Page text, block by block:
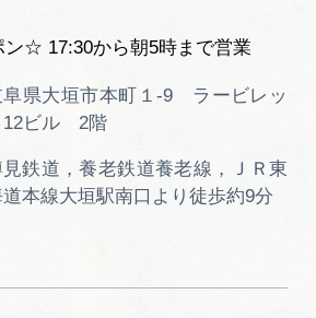
ン☆ 17:30から朝5時まで営業
阜県大垣市本町１-9 ラービレッ
12ビル 2階
見鉄道，養老鉄道養老線，ＪＲ東
本線大垣駅南口より徒歩約9分